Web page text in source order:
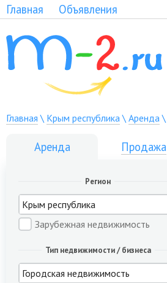
Главная Объявления
Главная \ Крым республика\ Аренда\
Аренда Продажа
Регион
Зарубежная недвижимость
Тип недвижимости / бизнеса